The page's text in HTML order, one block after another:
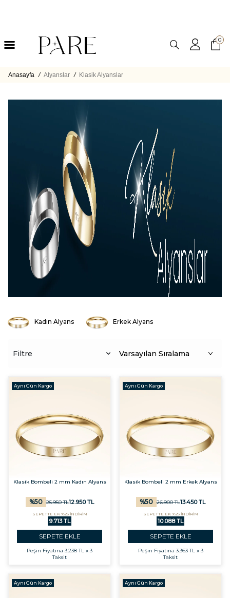
0
Anasayfa / Alyanslar / Klasik Alyanslar
Kadın Alyans Erkek Alyans
Filtre
Aynı Gün Kargo
Klasik Bombeli 2 mm Kadın Alyans
%50 25.950TL12.950TL
SEPETTE EK %25 İNDİRİM
9.713 TL
SEPETE EKLE
Peşin Fiyatına 3.238 TL x 3
Taksit
Aynı Gün Kargo
Klasik Bombeli 2 mm Erkek Alyans
%50 26.900TL13.450TL
SEPETTE EK %25 İNDİRİM
10.088 TL
SEPETE EKLE
Peşin Fiyatına 3.363 TL x 3
Taksit
Aynı Gün Kargo Aynı Gün Kargo